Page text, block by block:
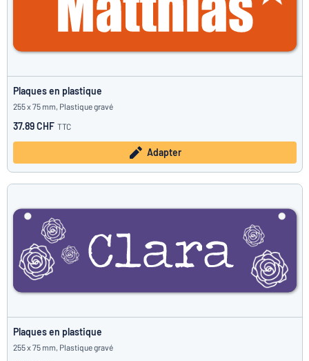
Plaques en plastique
255 x 75 mm, Plastique gravé
37.89 CHF TTC
Adapter
Plaques en plastique
255 x 75 mm, Plastique gravé